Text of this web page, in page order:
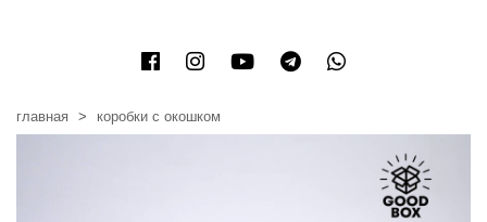
главная коробки с окошком